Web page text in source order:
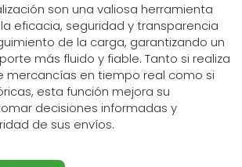
son una valiosa herramienta
eficacia, seguridad y transparencia
de la carga, garantizando un
más fluido y fiable. Tanto si realiza
mercancías en tiempo real como si
esta función mejora su
decisiones informadas y
de sus envíos.